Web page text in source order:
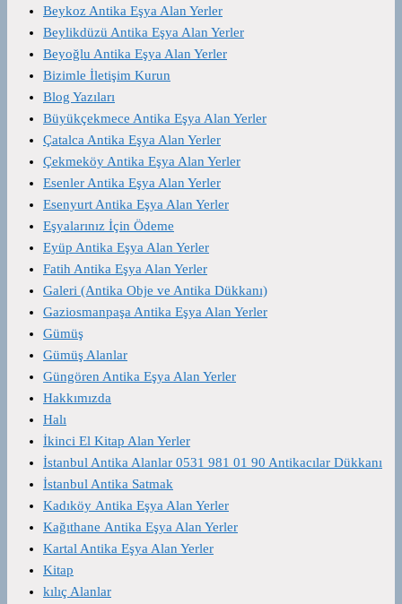
Beykoz Antika Eşya Alan Yerler
Beylikdüzü Antika Eşya Alan Yerler
Beyoğlu Antika Eşya Alan Yerler
Bizimle İletişim Kurun
Blog Yazıları
Büyükçekmece Antika Eşya Alan Yerler
Çatalca Antika Eşya Alan Yerler
Çekmeköy Antika Eşya Alan Yerler
Esenler Antika Eşya Alan Yerler
Esenyurt Antika Eşya Alan Yerler
Eşyalarınız İçin Ödeme
Eyüp Antika Eşya Alan Yerler
Fatih Antika Eşya Alan Yerler
Galeri (Antika Obje ve Antika Dükkanı)
Gaziosmanpaşa Antika Eşya Alan Yerler
Gümüş
Gümüş Alanlar
Güngören Antika Eşya Alan Yerler
Hakkımızda
Halı
İkinci El Kitap Alan Yerler
İstanbul Antika Alanlar 0531 981 01 90 Antikacılar Dükkanı
İstanbul Antika Satmak
Kadıköy Antika Eşya Alan Yerler
Kağıthane Antika Eşya Alan Yerler
Kartal Antika Eşya Alan Yerler
Kitap
kılıç Alanlar